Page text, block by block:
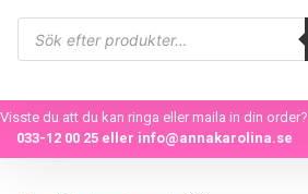
Visste du att du kan ringa eller maila in din order?
033-12 00 25eller info@annakarolina.se